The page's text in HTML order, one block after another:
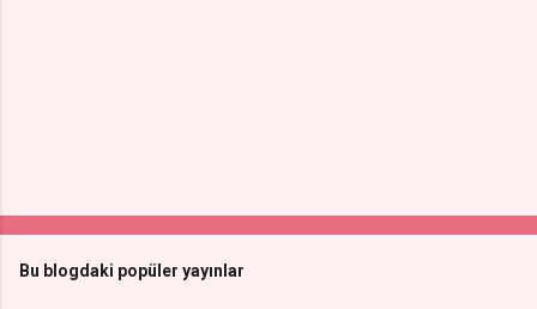
Bu blogdaki popüler yayınlar